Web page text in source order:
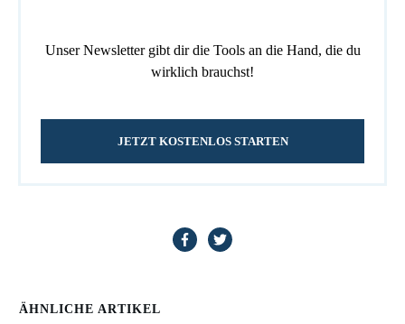
Unser Newsletter gibt dir die Tools an die Hand, die du
wirklich brauchst!
JETZT KOSTENLOS STARTEN
ÄHNLICHE ARTIKEL